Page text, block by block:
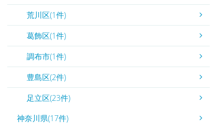
荒川区(1件)
葛飾区(1件)
調布市(1件)
豊島区(2件)
足立区(23件)
神奈川県(17件)